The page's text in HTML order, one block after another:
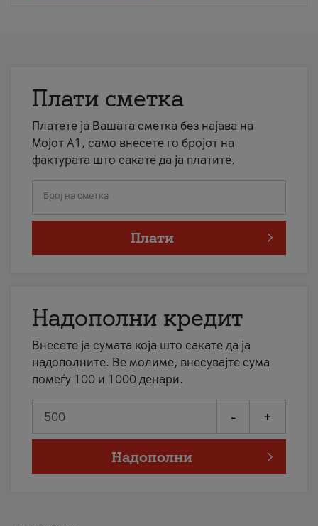
Плати сметка
Платете ја Вашата сметка без најава на
Мојот А1, само внесете го бројот на
фактурата што сакате да ја платите.
Број на сметка
Плати
Надополни кредит
Внесете ја сумата која што сакате да ја
надополните. Ве молиме, внесувајте сума
помеѓу 100 и 1000 денари.
- +
Надополни